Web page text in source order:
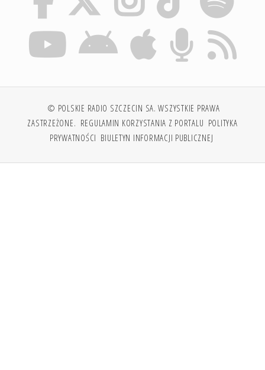
© POLSKIE RADIO SZCZECIN SA. WSZYSTKIE PRAWA
ZASTRZEŻONE. REGULAMIN KORZYSTANIA Z PORTALU POLITYKA
PRYWATNOŚCI BIULETYN INFORMACJI PUBLICZNEJ